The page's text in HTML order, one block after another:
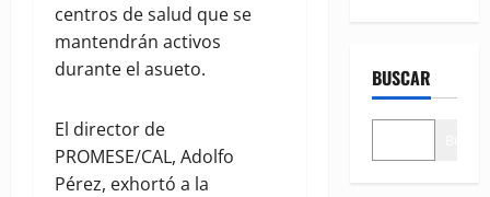
centros de salud que se
mantendrán activos
durante el asueto.
El director de
PROMESE/CAL, Adolfo
Pérez, exhortó a la
BUSCAR